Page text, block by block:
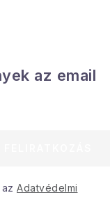
az email
Adatvédelmi